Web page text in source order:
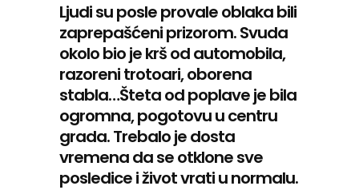
Ljudi su posle provale oblaka bili
zaprepašćeni prizorom. Svuda
okolo bio je krš od automobila,
razoreni trotoari, oborena
stabla…Šteta od poplave je bila
ogromna, pogotovu u centru
grada. Trebalo je dosta
vremena da se otklone sve
posledice i život vrati u normalu.